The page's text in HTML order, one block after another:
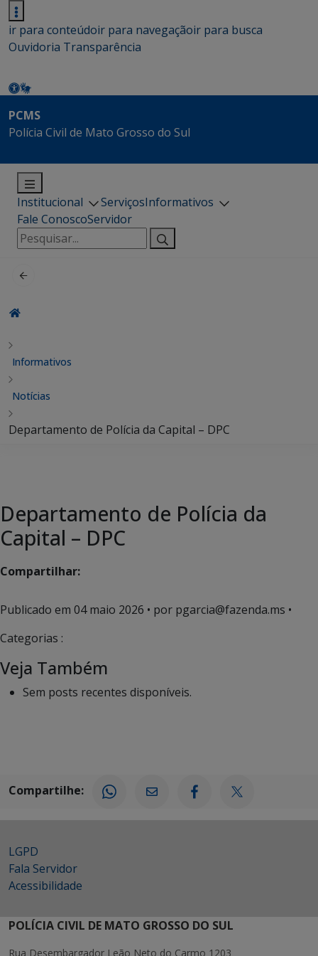
ir para conteúdoir para navegaçãoir para busca
Ouvidoria Transparência
PCMS
Polícia Civil de Mato Grosso do Sul
Institucional ServiçosInformativos
Fale ConoscoServidor
Pesquisar
por:
Informativos
Notícias
Departamento de Polícia da Capital – DPC
Departamento de Polícia da
Capital – DPC
Compartilhar:
Publicado em 04 maio 2026 • por pgarcia@fazenda.ms •
Categorias :
Veja Também
Sem posts recentes disponíveis.
Compartilhe:
LGPD
Fala Servidor
Acessibilidade
POLÍCIA CIVIL DE MATO GROSSO DO SUL
Rua Desembargador Leão Neto do Carmo 1203